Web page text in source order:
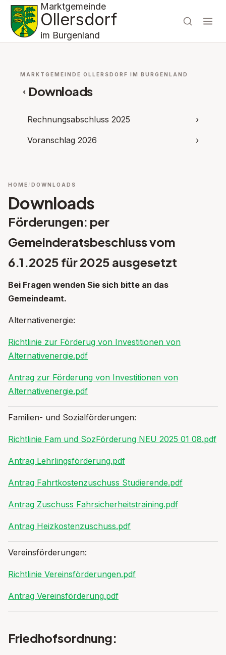
Marktgemeinde
Ollersdorf
im Burgenland
MARKTGEMEINDE OLLERSDORF IM BURGENLAND
‹ Downloads
Rechnungsabschluss 2025 ›
Voranschlag 2026 ›
HOME DOWNLOADS
Downloads
Förderungen: per
Gemeinderatsbeschluss vom
6.1.2025 für 2025 ausgesetzt
Bei Fragen wenden Sie sich bitte an das
Gemeindeamt.
Alternativenergie:
Richtlinie zur Förderug von Investitionen von
Alternativenergie.pdf
Antrag zur Förderung von Investitionen von
Alternativenergie.pdf
Familien- und Sozialförderungen:
Richtlinie Fam und SozFörderung NEU 2025 01 08.pdf
Antrag Lehrlingsförderung.pdf
Antrag Fahrtkostenzuschuss Studierende.pdf
Antrag Zuschuss Fahrsicherheitstraining.pdf
Antrag Heizkostenzuschuss.pdf
Vereinsförderungen:
Richtlinie Vereinsförderungen.pdf
Antrag Vereinsförderung.pdf
Friedhofsordnung: